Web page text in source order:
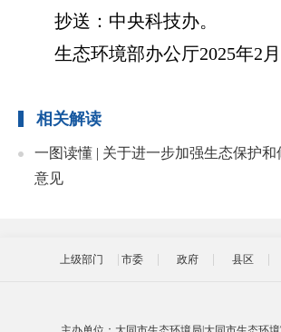
抄送：中央科技办。
生态环境部办公厅2025年2月
相关解读
一图读懂 | 关于进一步加强生态保护
意见
上级部门 市委 政府 县区